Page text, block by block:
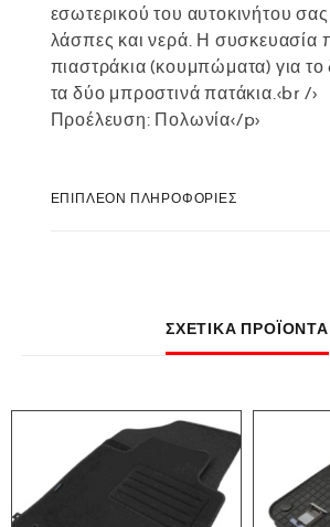
εσωτερικού του αυτοκινήτου
λάσπες και νερά. Η συσκευασία
πιαστράκια (κουμπώματα) για
τα δύο μπροστινά πατάκια.<br />
Προέλευση: Πολωνία</p>
ΕΠΙΠΛΈΟΝ ΠΛΗΡΟΦΟΡΊΕΣ
ΣΧΕΤΙΚΆ ΠΡΟΪΌΝΤΑ